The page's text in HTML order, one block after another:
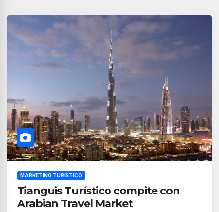
MARKETING TURÍSTICO
Tianguis Turístico compite con
Arabian Travel Market